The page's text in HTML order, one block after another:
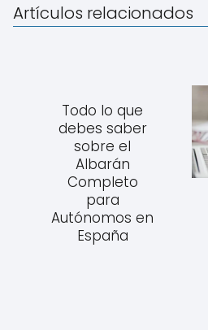
Artículos relacionados
Todo lo que
debes saber
sobre el
Albarán
Completo
para
Autónomos en
España